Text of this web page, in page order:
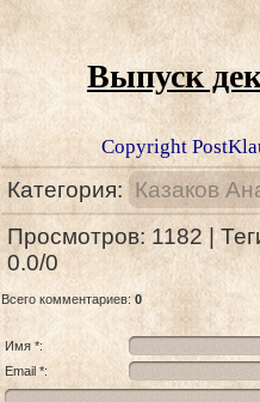
Выпуск
Copyright PostKlau
Категория: Казаков
Просмотров: 1182 |
0.0/0
Всего комментариев:0
Имя *:
Email *: